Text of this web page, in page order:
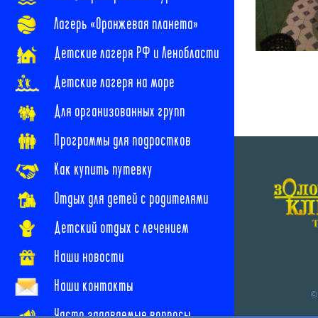
Лагерь «Оранжевая планета»
Детские лагеря РФ и Ленобласти
Детские лагеря на море
Для организованных групп
Программы для подростков
Как купить путевку
Отдых для детей с родителями
Детский отдых с лечением
Наши новости
Наши контакты
©